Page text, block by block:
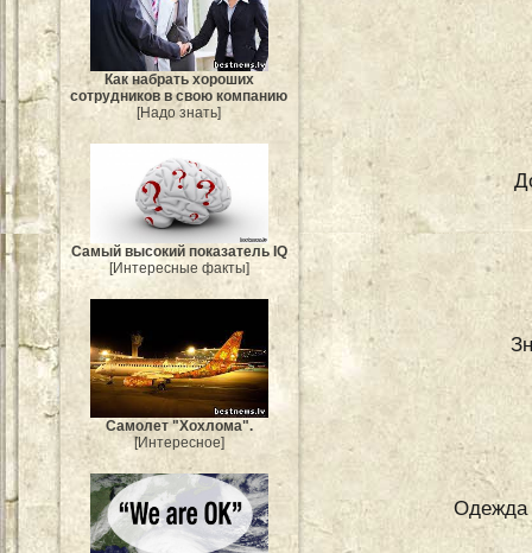
Как набрать хороших
сотрудников в свою компанию
[Надо знать]
Самый высокий показатель IQ
[Интересные факты]
Самолет "Хохлома".
[Интересное]
Одежда